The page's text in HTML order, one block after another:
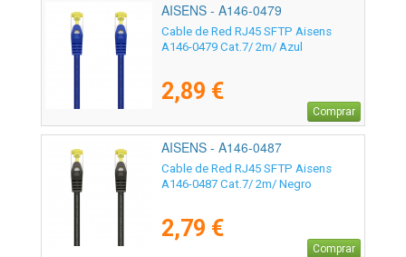
AISENS - A146-0479
Cable de Red RJ45 SFTP Aisens
A146-0479 Cat.7/ 2m/ Azul
2,89 €
Comprar
AISENS - A146-0487
Cable de Red RJ45 SFTP Aisens
A146-0487 Cat.7/ 2m/ Negro
2,79 €
Comprar